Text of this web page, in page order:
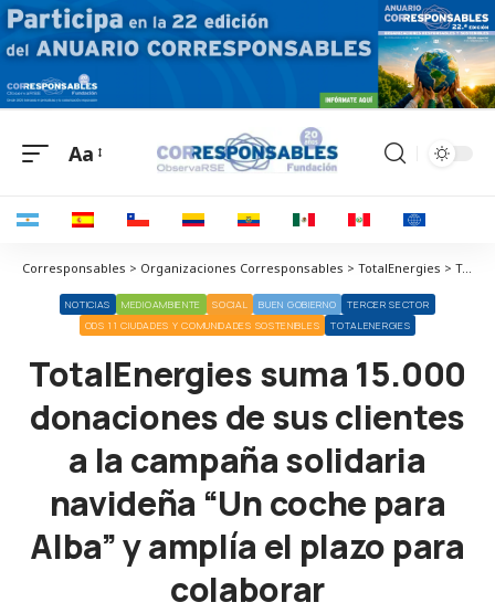
Aa
Corresponsables > Organizaciones Corresponsables > TotalEnergies > TotalEnergies suma 15.000 donaciones de sus clientes a la campaña solidaria navideña “Un coche para Alba” y amplía el plazo para colaborar
NOTICIAS MEDIOAMBIENTE SOCIAL BUEN GOBIERNO
TERCER SECTOR
ODS 11 CIUDADES Y COMUNIDADES SOSTENIBLES
TOTALENERGIES
TotalEnergies suma 15.000
donaciones de sus clientes
a la campaña solidaria
navideña “Un coche para
Alba” y amplía el plazo para
colaborar